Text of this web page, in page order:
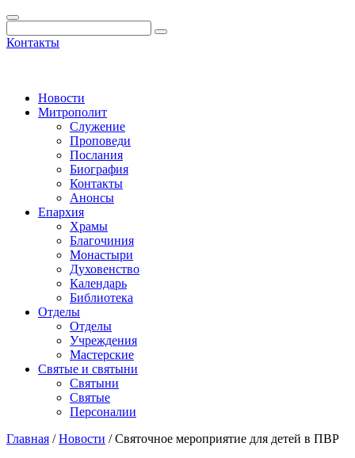
Контакты
Новости
Митрополит
Служение
Проповеди
Послания
Биография
Контакты
Анонсы
Епархия
Храмы
Благочиния
Монастыри
Духовенство
Календарь
Библиотека
Отделы
Отделы
Учреждения
Мастерские
Святые и святыни
Cвятыни
Cвятые
Персоналии
Главная /Новости /Святочное мероприятие для детей в ПВР